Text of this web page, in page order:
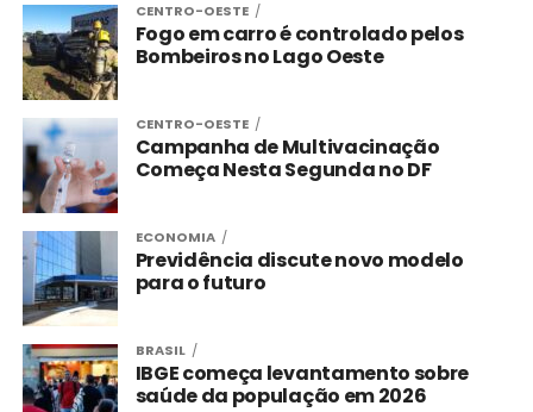
CENTRO-OESTE
Fogo em carro é controlado pelos
Bombeiros no Lago Oeste
CENTRO-OESTE
Campanha de Multivacinação
Começa Nesta Segunda no DF
ECONOMIA
Previdência discute novo modelo
para o futuro
BRASIL
IBGE começa levantamento sobre
saúde da população em 2026